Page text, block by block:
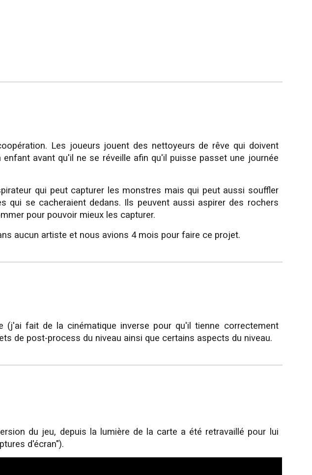
Les joueurs jouent des nettoyeurs de rêve qui doivent
avant qu'il ne se réveille afin qu'il puisse passet une journée
qui peut capturer les monstres mais qui peut aussi souffler
qui se cacheraient dedans. Ils peuvent aussi aspirer des rochers
pour pouvoir mieux les capturer.
aucun artiste et nous avions 4 mois pour faire ce projet.
(j'ai fait de la cinématique inverse pour qu'il tienne correctement
de post-process du niveau ainsi que certains aspects du niveau.
du jeu, depuis la lumière de la carte a été retravaillé pour lui
d'écran").